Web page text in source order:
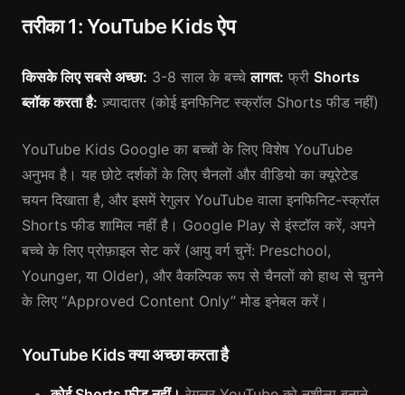
तरीका 1: YouTube Kids ऐप
किसके लिए सबसे अच्छा: 3-8 साल के बच्चेलागत: फ्री Shorts
ब्लॉक करता है: ज़्यादातर (कोई इनफिनिट स्क्रॉल Shorts फीड नहीं)
YouTube Kids Google का बच्चों के लिए विशेष YouTube
अनुभव है। यह छोटे दर्शकों के लिए चैनलों और वीडियो का क्यूरेटेड
चयन दिखाता है, और इसमें रेगुलर YouTube वाला इनफिनिट-स्क्रॉल
Shorts फीड शामिल नहीं है। Google Play से इंस्टॉल करें, अपने
बच्चे के लिए प्रोफ़ाइल सेट करें (आयु वर्ग चुनें: Preschool,
Younger, या Older), और वैकल्पिक रूप से चैनलों को हाथ से चुनने
के लिए “Approved Content Only” मोड इनेबल करें।
YouTube Kids क्या अच्छा करता है